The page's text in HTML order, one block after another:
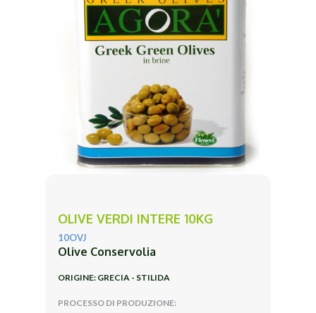
OLIVE VERDI INTERE 10KG
10OVJ
Olive Conservolia
ORIGINE: GRECIA - STILIDA
PROCESSO DI PRODUZIONE: